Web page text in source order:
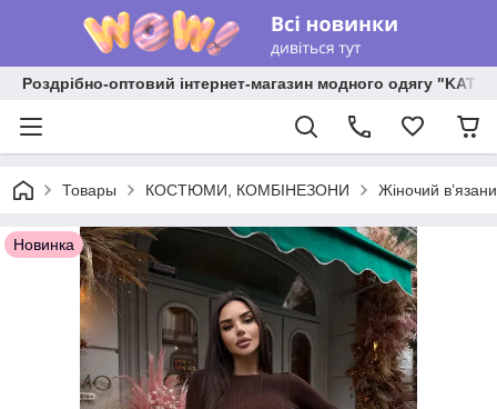
Роздрібно-оптовий інтернет-магазин модного одягу
Товары КОСТЮМИ, КОМБІНЕЗОНИ Жіночий
Новинка